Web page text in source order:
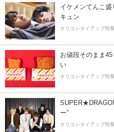
イケメンてんこ
キュン
オリコンタイアップ特
お値段そのまま
い
オリコンタイアップ特
ー”
オリコンタイアップ特